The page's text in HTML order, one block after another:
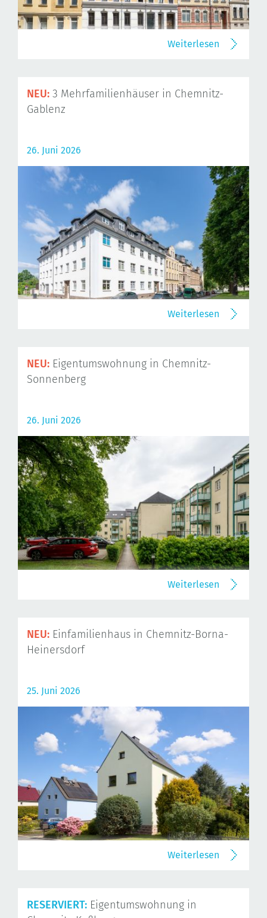
Weiterlesen
NEU: 3 Mehrfamilienhäuser in Chemnitz-
Gablenz
26. Juni 2026
Weiterlesen
NEU: Eigentumswohnung in Chemnitz-
Sonnenberg
26. Juni 2026
Weiterlesen
NEU: Einfamilienhaus in Chemnitz-Borna-
Heinersdorf
25. Juni 2026
Weiterlesen
RESERVIERT: Eigentumswohnung in